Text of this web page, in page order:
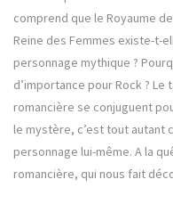
comprend que le Royaume
Reine des Femmes existe-t-
personnage mythique ?
d’importance pour Rock ?
romancière se conjuguent
le mystère, c’est tout autant
personnage lui-même. A la
romancière, qui nous fait